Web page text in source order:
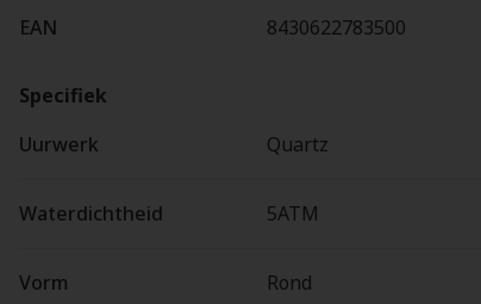
EAN 8430622783500
Specifiek
Uurwerk
Quartz
Waterdichtheid 5ATM
Vorm Rond